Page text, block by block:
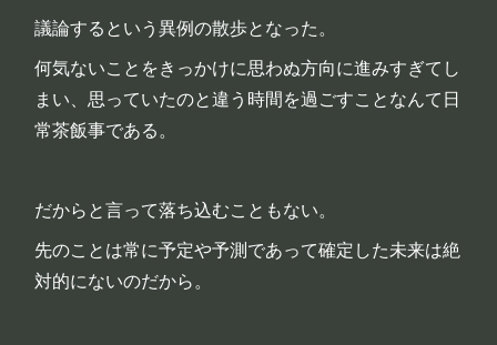
議論するという異例の散歩となった。
何気ないことをきっかけに思わぬ方向に進みすぎてし
まい、思っていたのと違う時間を過ごすことなんて日
常茶飯事である。
だからと言って落ち込むこともない。
先のことは常に予定や予測であって確定した未来は絶
対的にないのだから。